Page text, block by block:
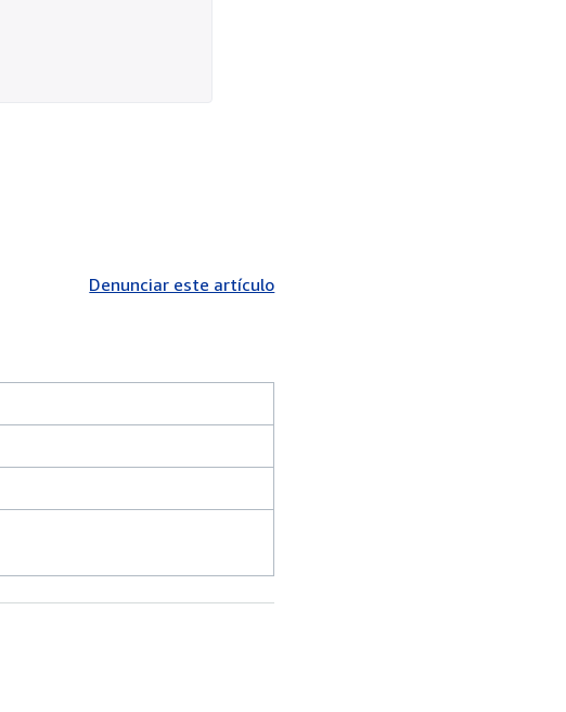
Denunciar este artículo